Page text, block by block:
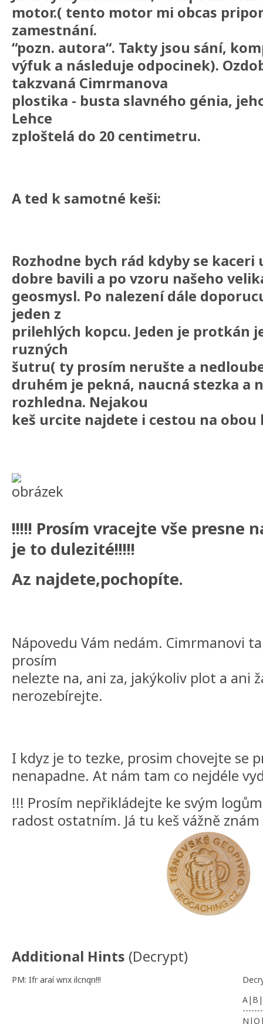
motor.( tento motor mi obcas
zamestnání.
“pozn. autora“. Takty jsou sání,
výfuk a následuje odpocinek).
takzvaná Cimrmanova
plostika - busta slavného génia,
Lehce
zploštelá do 20 centimetru.
A ted k samotné keši:
Rozhodne bych rád kdyby se
dobre bavili a po vzoru našeho
geosmysl. Po nalezení dále
jeden z
prilehlých kopcu. Jeden je protkán
ruzných
šutru( ty prosím nerušte a
druhém je pekná, naucná stezka a
rozhledna. Nejakou
keš urcite najdete i cestou na obou
!!!!! Prosím vracejte vše presne
je to dulezité!!!!!
Az najdete,pochopíte.
Nápovedu Vám nedám. Cimrmanovi
prosím
nelezte na, ani za, jakýkoliv plot a ani
nerozebírejte.
I kdyz je to tezke, prosim chovejte se
nenapadne. At nám tam co nejdéle
!!! Prosím nepřikládejte ke svým
radost ostatním. Já tu keš vážně znám
Additional Hints (Decrypt)
PM: Ifr araí wnx ilcnqn!!!